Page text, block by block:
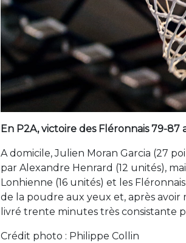
En P2A, victoire des Fléronnais 79-87
A domicile, Julien Moran Garcia (27
par Alexandre Henrard (12 unités),
Lonhienne (16 unités) et les
de la poudre aux yeux et, après avoir
livré trente minutes très consistante
Crédit photo : Philippe Collin